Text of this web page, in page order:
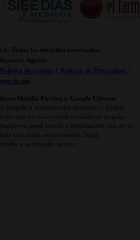
Todos los derechos reservados
Agosto
Politica de cookies|
Politica de Privacidad /
de uso
Mozilla Firefox y Google Chrome
dirigida a profesionales sanitarios y podría
que no es accesible o válida en su país.
si usted accede a información que en su
con algún requerimiento legal,
o autorizado su uso.